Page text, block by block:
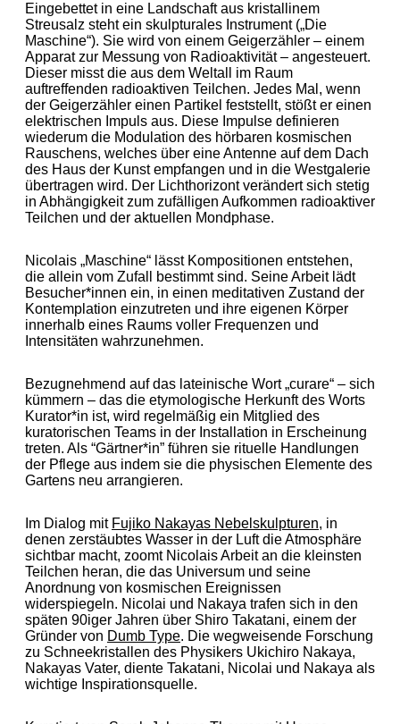
Eingebettet in eine Landschaft aus kristallinem
Streusalz steht ein skulpturales Instrument („Die
Maschine“). Sie wird von einem Geigerzähler – einem
Apparat zur Messung von Radioaktivität – angesteuert.
Dieser misst die aus dem Weltall im Raum
auftreffenden radioaktiven Teilchen. Jedes Mal, wenn
der Geigerzähler einen Partikel feststellt, stößt er einen
elektrischen Impuls aus. Diese Impulse definieren
wiederum die Modulation des hörbaren kosmischen
Rauschens, welches über eine Antenne auf dem Dach
des Haus der Kunst empfangen und in die Westgalerie
übertragen wird. Der Lichthorizont verändert sich stetig
in Abhängigkeit zum zufälligen Aufkommen radioaktiver
Teilchen und der aktuellen Mondphase.
Nicolais „Maschine“ lässt Kompositionen entstehen,
die allein vom Zufall bestimmt sind. Seine Arbeit lädt
Besucher*innen ein, in einen meditativen Zustand der
Kontemplation einzutreten und ihre eigenen Körper
innerhalb eines Raums voller Frequenzen und
Intensitäten wahrzunehmen.
Bezugnehmend auf das lateinische Wort „curare“ – sich
kümmern – das die etymologische Herkunft des Worts
Kurator*in ist, wird regelmäßig ein Mitglied des
kuratorischen Teams in der Installation in Erscheinung
treten. Als “Gärtner*in” führen sie rituelle Handlungen
der Pflege aus indem sie die physischen Elemente des
Gartens neu arrangieren.
Im Dialog mit Fujiko Nakayas Nebelskulpturen, in
denen zerstäubtes Wasser in der Luft die Atmosphäre
sichtbar macht, zoomt Nicolais Arbeit an die kleinsten
Teilchen heran, die das Universum und seine
Anordnung von kosmischen Ereignissen
widerspiegeln. Nicolai und Nakaya trafen sich in den
späten 90iger Jahren über Shiro Takatani, einem der
Gründer von Dumb Type. Die wegweisende Forschung
zu Schneekristallen des Physikers Ukichiro Nakaya,
Nakayas Vater, diente Takatani, Nicolai und Nakaya als
wichtige Inspirationsquelle.